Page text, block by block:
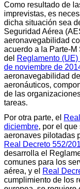
Como resultado de
imprevistas, es
dicha situación sea
Seguridad Aérea
aeronavegabilidad
acuerdo a la Parte-M
del Reglamento
de noviembre de
aeronavegabilidad
aeronáuticos,
de las
tareas.
Por otra parte, el
diciembre, por el
aeronaves pilotadas
Real Decreto 552/
desarrolla el
comunes para los
aérea, y el Real
cumplimiento de los